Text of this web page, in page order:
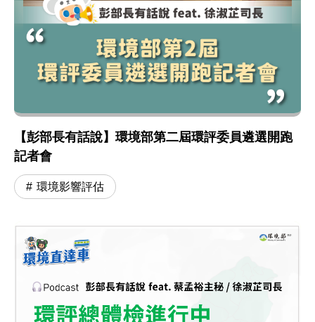
【彭部長有話說】環境部第二屆環評委員遴選開跑
記者會
環境影響評估